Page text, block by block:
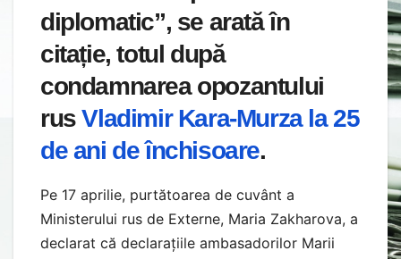
diplomatic”, se arată în
citație, totul după
condamnarea opozantului
rusVladimir Kara-Murza la 25
de ani de închisoare.
Pe 17 aprilie, purtătoarea de cuvânt a
Ministerului rus de Externe, Maria Zakharova, a
declarat că declarațiile ambasadorilor Marii